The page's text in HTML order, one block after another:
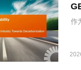
作
并